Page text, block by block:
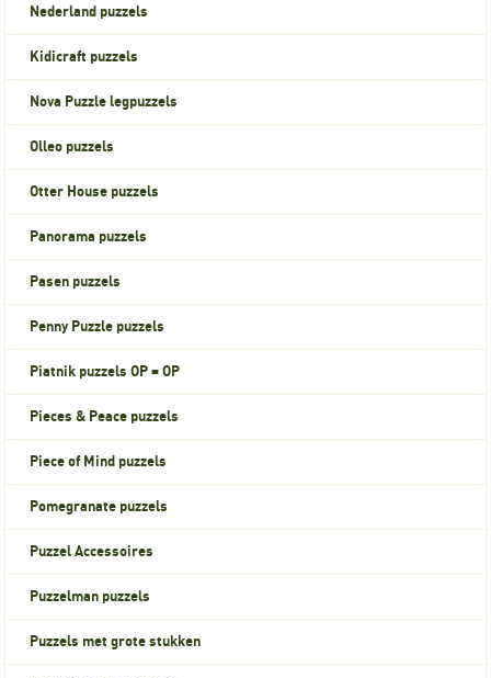
Nederland puzzels
Kidicraft puzzels
Nova Puzzle legpuzzels
Olleo puzzels
Otter House puzzels
Panorama puzzels
Pasen puzzels
Penny Puzzle puzzels
Piatnik puzzels OP = OP
Pieces & Peace puzzels
Piece of Mind puzzels
Pomegranate puzzels
Puzzel Accessoires
Puzzelman puzzels
Puzzels met grote stukken